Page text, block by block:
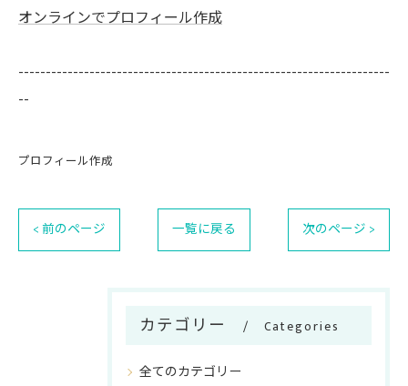
オンラインでプロフィール作成
--------------------------------------------------------------------
--
プロフィール作成
< 前のページ 一覧に戻る 次のページ >
カテゴリー Categories
全てのカテゴリー